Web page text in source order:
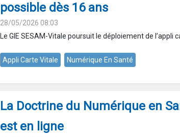
possible dès 16 ans
28/05/2026 08:03
Le GIE SESAM-Vitale poursuit le déploiement de l’appli
Appli Carte Vitale Numérique En Santé
La Doctrine du Numérique en
est en ligne